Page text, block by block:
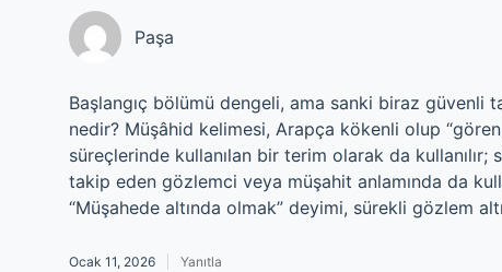
Paşa
Başlangıç bölümü dengeli, ama sanki biraz güvenli
nedir? Müşâhid kelimesi, Arapça kökenli olup
süreçlerinde kullanılan bir terim olarak da
takip eden gözlemci veya müşahit anlamında da
“Müşahede altında olmak” deyimi, sürekli gözlem
Ocak 11, 2026 Yanıtla